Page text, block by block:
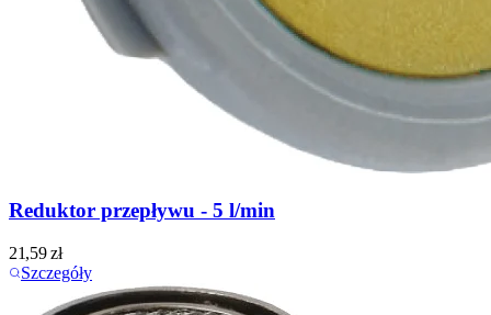
Reduktor przepływu - 5 l/min
21,59zł
Szczegóły